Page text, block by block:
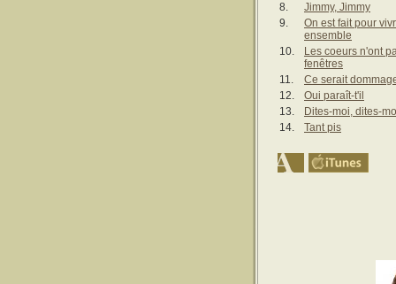
8.
Jimmy, Jimmy
9.
On est fait pour
ensemble
10.
Les coeurs n'ont
fenêtres
11.
Ce serait
12.
Oui paraît-t'il
13.
Dites-moi, dites-
14.
Tant pis